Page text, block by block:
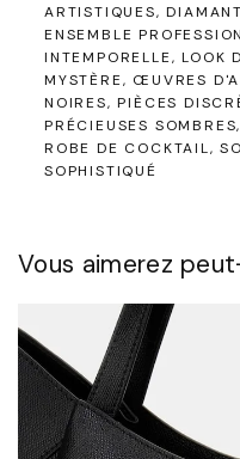
ARTISTIQUES
ENSEMBLE
INTEMPORELLE
LOOK
MYSTÈRE
ŒUVRES
NOIRES
PIÈCES
PRÉCIEUSES SOMBRES
ROBE DE COCKTAIL
SOPHISTIQUÉ
Vous aimerez